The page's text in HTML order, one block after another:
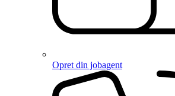
Opret din jobagent